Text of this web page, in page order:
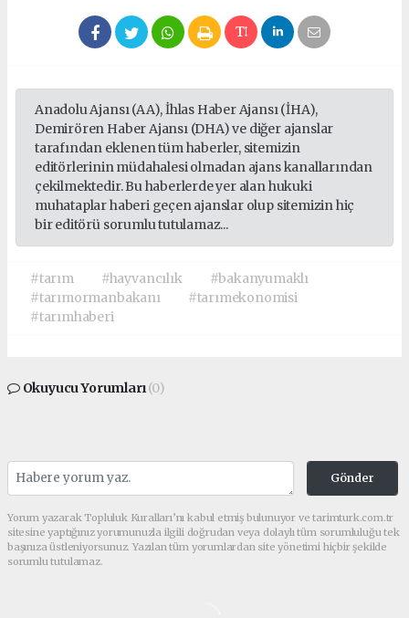
Anadolu Ajansı (AA), İhlas Haber Ajansı (İHA),
Demirören Haber Ajansı (DHA) ve diğer ajanslar
tarafından eklenen tüm haberler, sitemizin
editörlerinin müdahalesi olmadan ajans kanallarından
çekilmektedir. Bu haberlerde yer alan hukuki
muhataplar haberi geçen ajanslar olup sitemizin hiç
bir editörü sorumlu tutulamaz...
#tarım #hayvancılık
#bakanyumaklı
#tarımormanbakanı
#tarımekonomisi
#tarımhaberi
Okuyucu Yorumları(0)
Gönder
Yorum yazarak Topluluk Kuralları’nı kabul etmiş bulunuyor ve tarimturk.com.tr
sitesine yaptığınız yorumunuzla ilgili doğrudan veya dolaylı tüm sorumluluğu tek
başınıza üstleniyorsunuz. Yazılan tüm yorumlardan site yönetimi hiçbir şekilde
sorumlu tutulamaz.